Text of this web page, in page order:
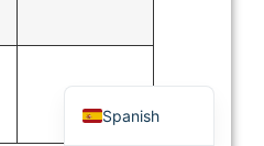
Spanish
French